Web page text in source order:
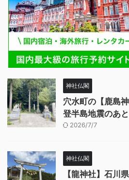
神社仏閣
穴水町の【鹿島
登半島地震のあと
2026/7/7
神社仏閣
【龍神社】石川